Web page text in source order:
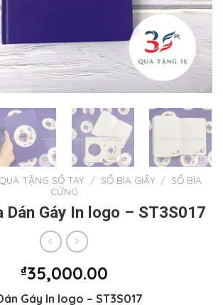
QUÀ TẶNG SỔ TAY / SỔ BÌA GIẤY / SỔ BÌA
CỨNG
Dán Gáy In logo – ST3S017
₫35,000.00
Gáy In logo – ST3S017